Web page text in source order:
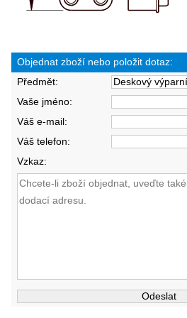
Objednat zboží nebo položit dotaz:
Předmět:
Vaše jméno:
Váš e-mail:
Váš telefon:
Vzkaz: